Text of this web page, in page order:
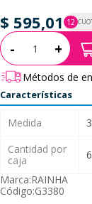
$ 595,01 12
Cantidad:
- +
Métodos de
Características
Medida
Cantidad por
caja
6
Marca:RAINHA
Código:G3380